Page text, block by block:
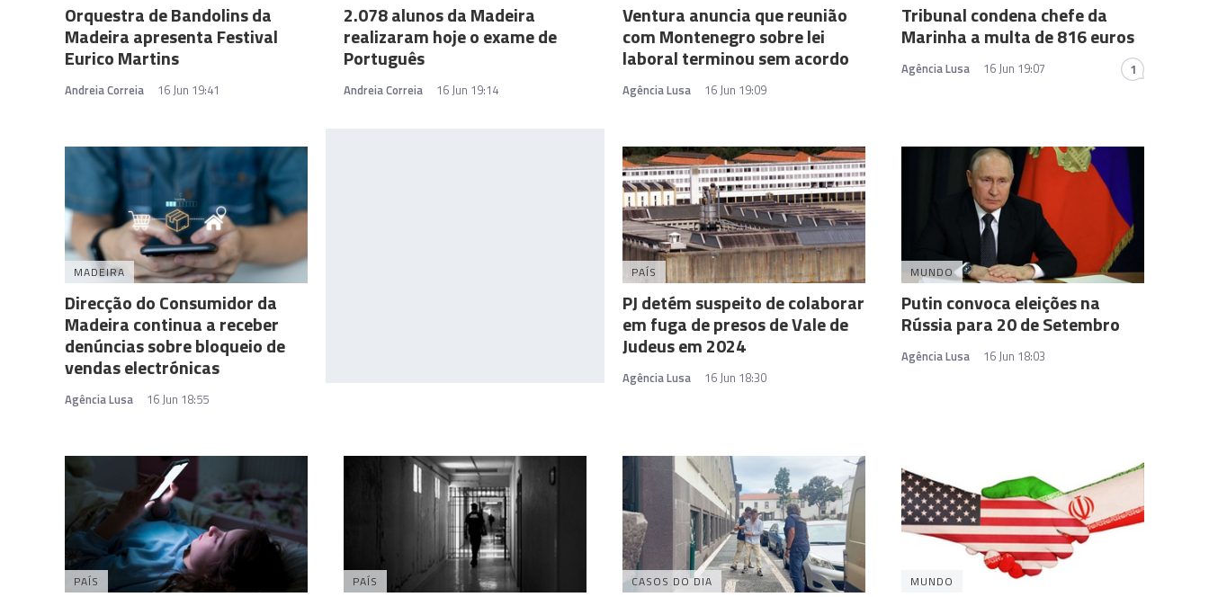
Orquestra de Bandolins da
Madeira apresenta Festival
Eurico Martins
Andreia Correia 16 Jun 19:41
2.078 alunos da Madeira
realizaram hoje o exame de
Português
Andreia Correia 16 Jun 19:14
Ventura anuncia que reunião
com Montenegro sobre lei
laboral terminou sem acordo
Agência Lusa 16 Jun 19:09
Tribunal condena chefe da
Marinha a multa de 816 euros
Agência Lusa 16 Jun 19:07 1
MADEIRA
Direcção do Consumidor da
Madeira continua a receber
denúncias sobre bloqueio de
vendas electrónicas
Agência Lusa 16 Jun 18:55
PAÍS
PJ detém suspeito de colaborar
em fuga de presos de Vale de
Judeus em 2024
Agência Lusa 16 Jun 18:30
MUNDO
Putin convoca eleições na
Rússia para 20 de Setembro
Agência Lusa 16 Jun 18:03
PAÍS PAÍS CASOS DO DIA MUNDO